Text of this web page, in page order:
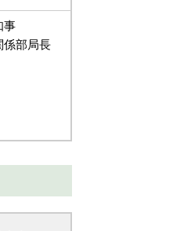
事
係部局長